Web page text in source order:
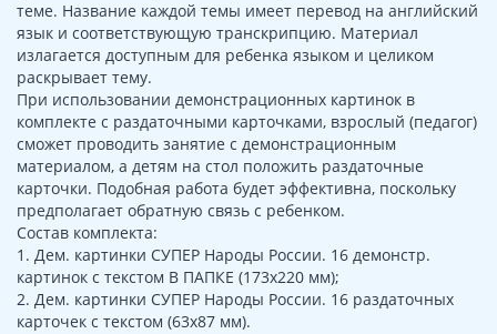
теме. Название каждой темы имеет перевод на английский
язык и соответствующую транскрипцию. Материал
излагается доступным для ребенка языком и целиком
раскрывает тему.
При использовании демонстрационных картинок в
комплекте с раздаточными карточками, взрослый (педагог)
сможет проводить занятие с демонстрационным
материалом, а детям на стол положить раздаточные
карточки. Подобная работа будет эффективна, поскольку
предполагает обратную связь с ребенком.
Состав комплекта:
1. Дем. картинки СУПЕР Народы России. 16 демонстр.
картинок с текстом В ПАПКЕ (173х220 мм);
2. Дем. картинки СУПЕР Народы России. 16 раздаточных
карточек с текстом (63х87 мм).